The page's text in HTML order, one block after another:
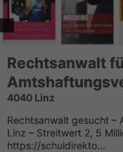
Rechtsanwalt
4040 Linz
Rechtsanwalt gesucht –
Linz – Streitwert 2, 5
https://schuldirekto...